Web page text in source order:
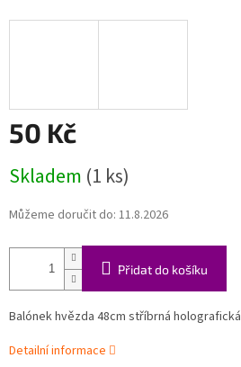
50 Kč
cena:
Skladem (1 ks)
Můžeme doručit do: 11.8.2026
Přidat do košíku
Balónek hvězda 48cm stříbrná holografická
Detailní informace